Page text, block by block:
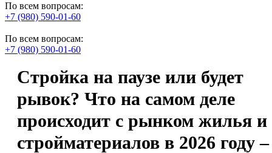
По всем вопросам:
+7 (980) 590-01-60
По всем вопросам:
+7 (980) 590-01-60
Стройка на паузе или будет
рывок? Что на самом деле
происходит с рынком жилья и
стройматериалов в 2026 году –